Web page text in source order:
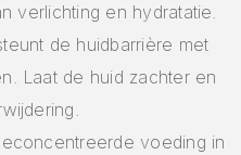
verlichting en hydratatie.
de huidbarrière met
Laat de huid zachter en
voeding in